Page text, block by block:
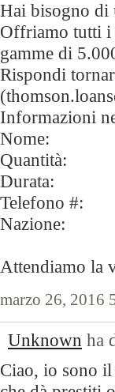
Hai bisogno di
Offriamo tutti i
gamme di
Rispondi
Informazioni
Nome:
Quantità:
Durata:
Telefono #:
Nazione:
Attendiamo la
marzo 26, 2016
Unknown ha
Ciao, io sono